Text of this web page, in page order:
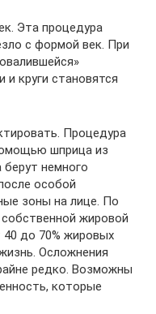
Эта процедура
с формой век. При
круги становятся
Процедура
шприца из
немного
особой
зоны на лице. По
жировой
40 до 70% жировых
Осложнения
редко. Возможны
которые